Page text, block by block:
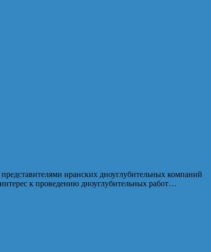
иранских дноуглубительных компаний
к проведению дноуглубительных работ…